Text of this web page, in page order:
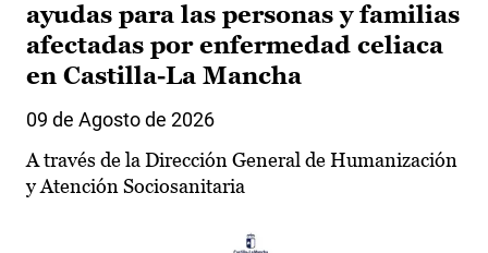
ayudas para las personas y familias
afectadas por enfermedad celiaca
en Castilla-La Mancha
09 de Agosto de 2026
A través de la Dirección General de Humanización
y Atención Sociosanitaria